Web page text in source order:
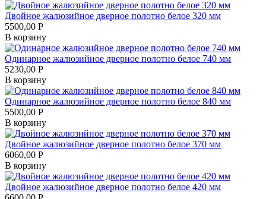
Двойное жалюзийное дверное полотно белое 320 мм
5500,00 Р
В корзину
Одинарное жалюзийное дверное полотно белое 740 мм
5230,00 Р
В корзину
Одинарное жалюзийное дверное полотно белое 840 мм
5500,00 Р
В корзину
Двойное жалюзийное дверное полотно белое 370 мм
6060,00 Р
В корзину
Двойное жалюзийное дверное полотно белое 420 мм